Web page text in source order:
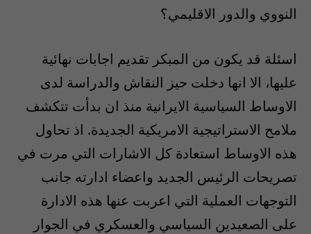
النووي والدور الاقليمي؟
اسئلة قد يكون من المبكر تقديم اجابات نهائية
عليها، الا انها دخلت حيز النقاش والدراسة لدى
الاوساط السياسية الايرانية منذ ان بدأت تتكشف
ملامح الاستراتيجية الامريكية الجديدة. اذ تحاول
هذه الاوساط استعادة كل الاشارات التي مرت في
تصريحات الرئيس الجديد واعضاء ادارته جانب
التوجهات العملية التي اعربت عنها هذه الادارة
على الصعيدين السياسي والعسكري في الجوار